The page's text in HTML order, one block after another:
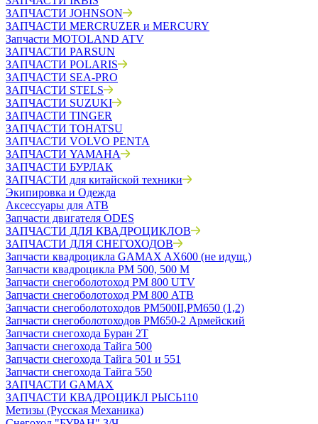
ЗАПЧАСТИ JOHNSON
ЗАПЧАСТИ MERCRUZER и MERCURY
Запчасти MOTOLAND ATV
ЗАПЧАСТИ PARSUN
ЗАПЧАСТИ POLARIS
ЗАПЧАСТИ SEA-PRO
ЗАПЧАСТИ STELS
ЗАПЧАСТИ SUZUKI
ЗАПЧАСТИ TINGER
ЗАПЧАСТИ TOHATSU
ЗАПЧАСТИ VOLVO PENTA
ЗАПЧАСТИ YAMAHA
ЗАПЧАСТИ БУРЛАК
ЗАПЧАСТИ для китайской техники
Экипировка и Одежда
Аксессуары для АТВ
Запчасти двигателя ODES
ЗАПЧАСТИ ДЛЯ КВАДРОЦИКЛОВ
ЗАПЧАСТИ ДЛЯ СНЕГОХОДОВ
Запчасти квадроцикла GAMAX AX600 (не идущ.)
Запчасти квадроцикла РМ 500, 500 М
Запчасти снегоболотоход РМ 800 UTV
Запчасти снегоболотоход РМ 800 АТВ
Запчасти снегоболотоходов РМ500II,РМ650 (1,2)
Запчасти снегоболотоходов РМ650-2 Армейский
Запчасти снегохода Буран 2Т
Запчасти снегохода Тайга 500
Запчасти снегохода Тайга 501 и 551
Запчасти снегохода Тайга 550
ЗАПЧАСТИ GAMAX
ЗАПЧАСТИ КВАДРОЦИКЛ РЫСЬ110
Метизы (Русская Механика)